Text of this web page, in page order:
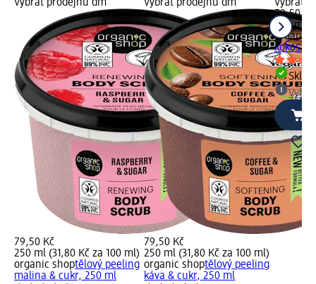
Vybrat prodejnu dm
79,50 Kč
250 ml (31,80 Kč za 100 ml)
organic shoptělový peeling
malina & cukr, 250 ml
Vybrat prodejnu dm
79,50 Kč
250 ml (31,80 Kč za 100 ml)
organic shoptělový peeling
káva & cukr, 250 ml
Vybrat
79,50 Kč
250 ml
organic
kokos &